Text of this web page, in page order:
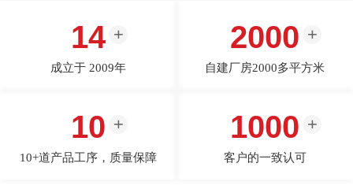
14
成立于 2009年
2000
自建厂房2000多平方米
10
10+道产品工序，质量保障
1000
客户的一致认可